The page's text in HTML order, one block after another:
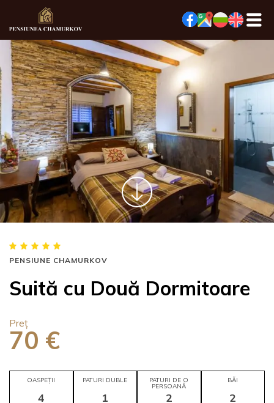
PENSIUNE CHAMURKOV
Suită cu Două Dormitoare
Preț
70 €
OASPEȚII
4
PATURI DUBLE
1
PATURI DE O
PERSOANĂ
2
BĂI
2